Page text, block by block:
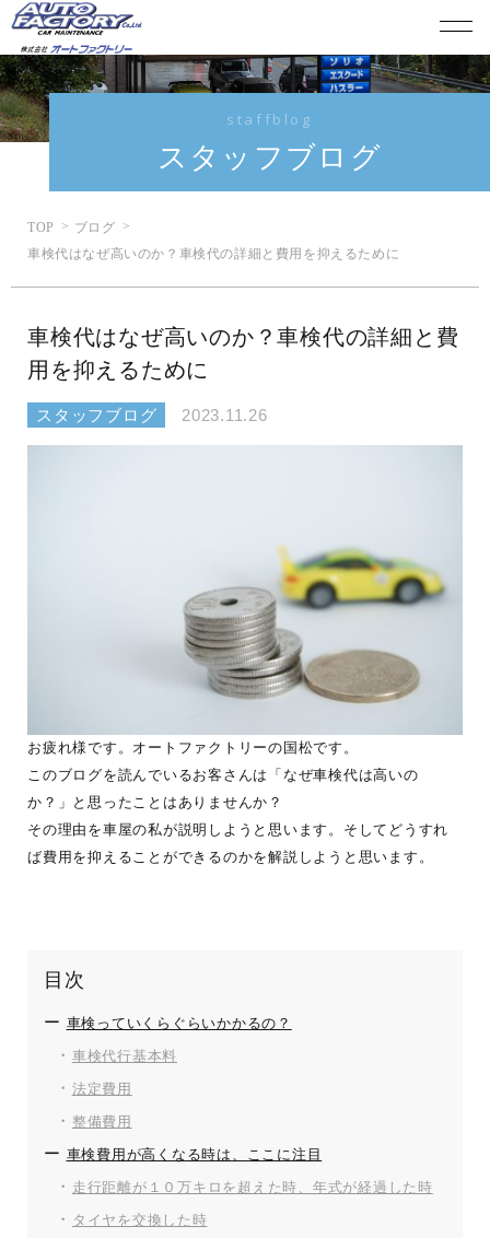
staffblog
スタッフブログ
TOP
ブログ
車検代はなぜ高いのか？車検代の詳細と費用を抑えるために
車検代はなぜ高いのか？車検代の詳細と費
用を抑えるために
スタッフブログ 2023.11.26
お疲れ様です。オートファクトリーの国松です。
このブログを読んでいるお客さんは「なぜ車検代は高いの
か？」と思ったことはありませんか？
その理由を車屋の私が説明しようと思います。そしてどうすれ
ば費用を抑えることができるのかを解説しようと思います。
目次
ー 車検っていくらぐらいかかるの？
・ 車検代行基本料
・ 法定費用
・ 整備費用
ー 車検費用が高くなる時は、ここに注目
・ 走行距離が１０万キロを超えた時、年式が経過した時
・ タイヤを交換した時